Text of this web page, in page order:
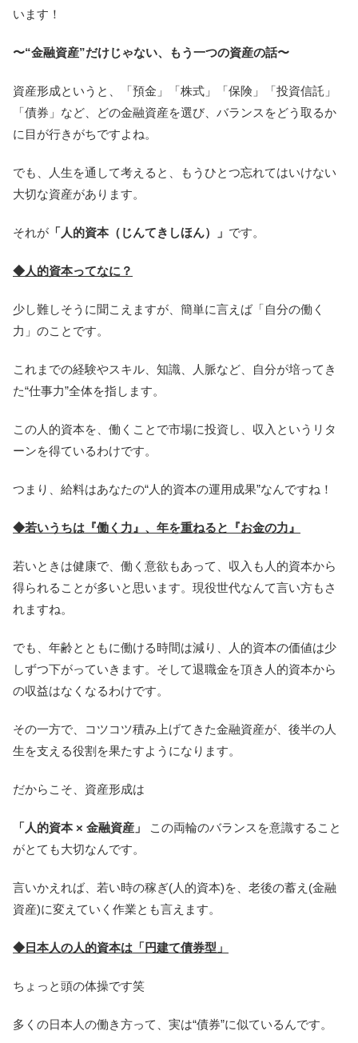
います！
〜“金融資産”だけじゃない、もう一つの資産の話〜
資産形成というと、「預金」「株式」「保険」「投資信託」
「債券」など、どの金融資産を選び、バランスをどう取るか
に目が行きがちですよね。
でも、人生を通して考えると、もうひとつ忘れてはいけない
大切な資産があります。
それが 「人的資本（じんてきしほん）」 です。
◆人的資本ってなに？
少し難しそうに聞こえますが、簡単に言えば「自分の働く
力」のことです。
これまでの経験やスキル、知識、人脈など、自分が培ってき
た“仕事力”全体を指します。
この人的資本を、働くことで市場に投資し、収入というリタ
ーンを得ているわけです。
つまり、給料はあなたの“人的資本の運用成果”なんですね！
◆若いうちは『働く力』、年を重ねると『お金の力』
若いときは健康で、働く意欲もあって、収入も人的資本から
得られることが多いと思います。現役世代なんて言い方もさ
れますね。
でも、年齢とともに働ける時間は減り、人的資本の価値は少
しずつ下がっていきます。そして退職金を頂き人的資本から
の収益はなくなるわけです。
その一方で、コツコツ積み上げてきた金融資産が、後半の人
生を支える役割を果たすようになります。
だからこそ、資産形成は
「人的資本 × 金融資産」
この両輪のバランスを意識すること
がとても大切なんです。
言いかえれば、若い時の稼ぎ(人的資本)を、老後の蓄え(金融
資産)に変えていく作業とも言えます。
◆日本人の人的資本は「円建て債券型」
ちょっと頭の体操です笑
多くの日本人の働き方って、実は“債券”に似ているんです。